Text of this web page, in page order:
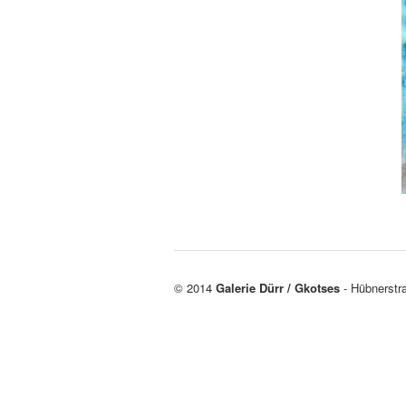
© 2014 Galerie Dürr / Gkotses -